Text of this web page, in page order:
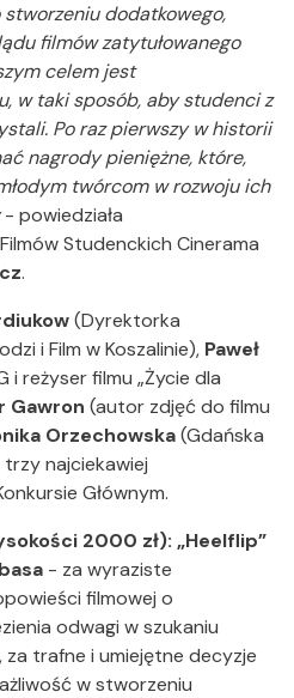
dodatkowego,
filmów zatytułowanego
celem jest
w taki sposób, aby studenci z
Po raz pierwszy w historii
nagrody pieniężne, które,
twórcom w rozwoju ich
- powiedziała
Studenckich Cinerama
.
(Dyrektorka
i Film w Koszalinie), Paweł
i reżyser filmu „Życie dla
Gawron (autor zdjęć do filmu
Orzechowska(Gdańska
trzy najciekawiej
Głównym.
2000 zł): „Heelflip”
- za wyraziste
filmowej o
odwagi w szukaniu
trafne i umiejętne decyzje
w stworzeniu